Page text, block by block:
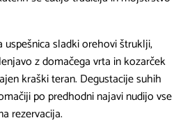
sladki orehovi štruklji,
z domačega vrta in kozarček
kraški teran. Degustacije suhih
po predhodni najavi nudijo vse
rezervacija.